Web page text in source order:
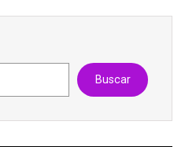
Buscar